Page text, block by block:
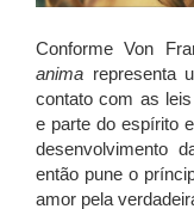
Conforme Von
anima representa
contato com as
e parte do espírito
desenvolvimento
então pune o
amor pela